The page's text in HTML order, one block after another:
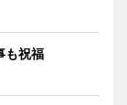
も祝福